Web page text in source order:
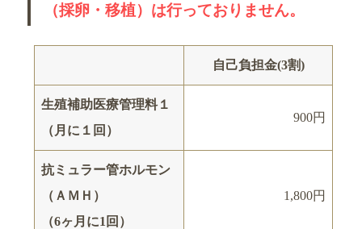
（採卵・移植）は行っておりません。
自己負担金(3割)
生殖補助医療管理料１
（月に１回）
900円
抗ミュラー管ホルモン
（ＡＭＨ）
（6ヶ月に1回）
1,800円